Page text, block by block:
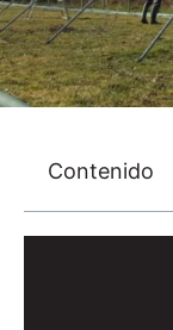
Contenido